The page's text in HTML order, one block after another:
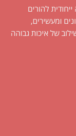
להורים
ומעשירים,
של איכות גבוהה